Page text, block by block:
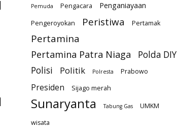
Pemuda Pengacara Penganiayaan
Pengeroyokan Peristiwa Pertamak
Pertamina
Pertamina Patra Niaga
Polda DIY
Polisi
Politik Polresta Prabowo
Presiden Sijago merah
Sunaryanta Tabung Gas
UMKM
wisata